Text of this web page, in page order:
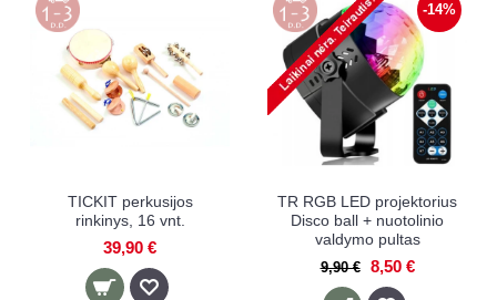
TICKIT perkusijos
rinkinys, 16 vnt.
39,90 €
-14%
TR RGB LED projektorius
Disco ball + nuotolinio
valdymo pultas
9,90 € 8,50 €